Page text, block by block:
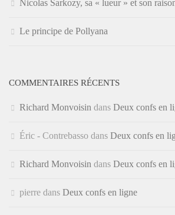
Nicolas Sarkozy, sa « lueur » et son
Le principe de Pollyana
COMMENTAIRES RÉCENTS
Richard Monvoisin dans Deux confs en
Éric - Contrebasso dans Deux confs en
Richard Monvoisin dans Deux confs en
pierre dans Deux confs en ligne